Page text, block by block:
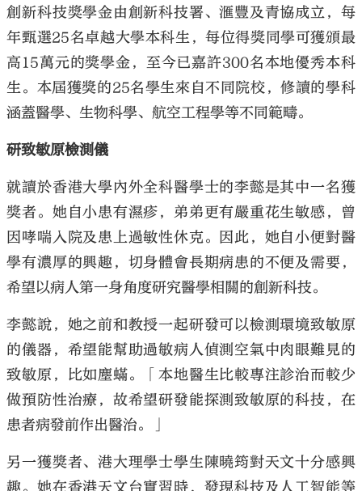
創新科技獎學金由創新科技署、滙豐及青協成立，每
年甄選25名卓越大學本科生，每位得獎同學可獲頒最
高15萬元的獎學金，至今已嘉許300名本地優秀本科
生。本屆獲獎的25名學生來自不同院校，修讀的學科
涵蓋醫學、生物科學、航空工程學等不同範疇。
研致敏原檢測儀
就讀於香港大學內外全科醫學士的李懿是其中一名獲
獎者。她自小患有濕疹，弟弟更有嚴重花生敏感，曾
因哮喘入院及患上過敏性休克。因此，她自小便對醫
學有濃厚的興趣，切身體會長期病患的不便及需要，
希望以病人第一身角度研究醫學相關的創新科技。
李懿說，她之前和教授一起研發可以檢測環境致敏原
的儀器，希望能幫助過敏病人偵測空氣中肉眼難見的
致敏原，比如塵蟎。「本地醫生比較專注診治而較少
做預防性治療，故希望研發能探測致敏原的科技，在
患者病發前作出醫治。」
另一獲獎者、港大理學士學生陳曉筠對天文十分感興
趣。她在香港天文台實習時，發現科技及人工智能等